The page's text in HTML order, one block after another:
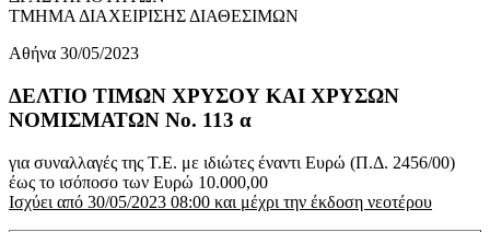
ΤΜΗΜΑ ΔΙΑΧΕΙΡΙΣΗΣ ΔΙΑΘΕΣΙΜΩΝ
Αθήνα 30/05/2023
ΔΕΛΤΙΟ ΤΙΜΩΝ ΧΡΥΣΟΥ ΚΑΙ ΧΡΥΣΩΝ
ΝΟΜΙΣΜΑΤΩΝ No. 113 α
για συναλλαγές της Τ.Ε. με ιδιώτες έναντι Ευρώ (Π.Δ. 2456/00)
έως το ισόποσο των Ευρώ 10.000,00
Ισχύει από 30/05/2023 08:00 και μέχρι την έκδοση νεοτέρου